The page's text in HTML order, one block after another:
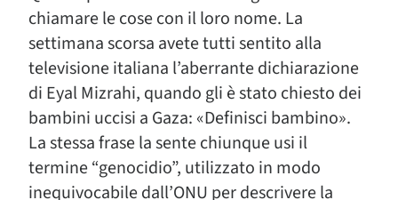
chiamare le cose con il loro nome. La
settimana scorsa avete tutti sentito alla
televisione italiana l’aberrante dichiarazione
di Eyal Mizrahi, quando gli è stato chiesto dei
bambini uccisi a Gaza: «Definisci bambino».
La stessa frase la sente chiunque usi il
termine “genocidio”, utilizzato in modo
inequivocabile dall’ONU per descrivere la